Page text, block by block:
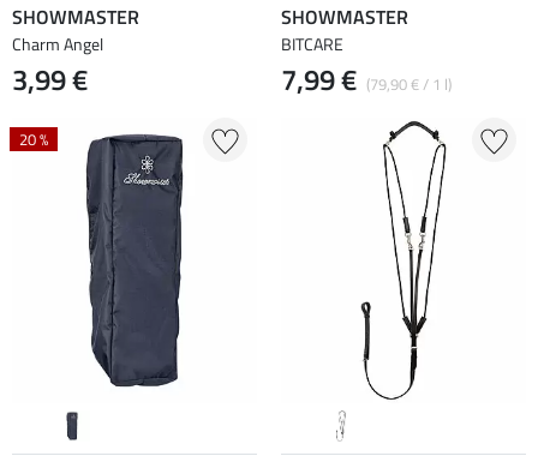
SHOWMASTER
Charm Angel
3,99 €
SHOWMASTER
BITCARE
7,99 € (79,90 € / 1 l)
20 %